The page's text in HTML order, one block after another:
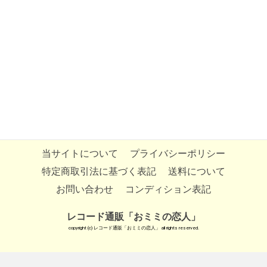
当サイトについて
プライバシーポリシー
特定商取引法に基づく表記
送料について
お問い合わせ
コンディション表記
レコード通販「おミミの恋人」
copyright (c) レコード通販「おミミの恋人」 all rights reserved.